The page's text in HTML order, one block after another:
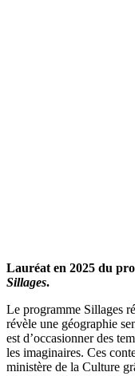
Lauréat en 2025 du
Sillages.
Le programme Sillages
révèle une géographie
est d’occasionner des
les imaginaires. Ces
ministère de la Culture